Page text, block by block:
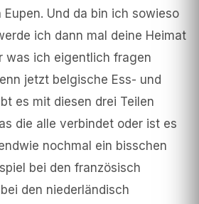
Und da bin ich sowieso
ich dann mal deine Heimat
was ich eigentlich fragen
jetzt belgische Ess- und
es mit diesen drei Teilen
die alle verbindet oder ist es
nochmal ein bisschen
bei den französisch
den niederländisch